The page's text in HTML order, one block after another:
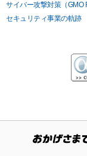
サイバー攻撃対策（GMO
セキュリティ事業の軌跡